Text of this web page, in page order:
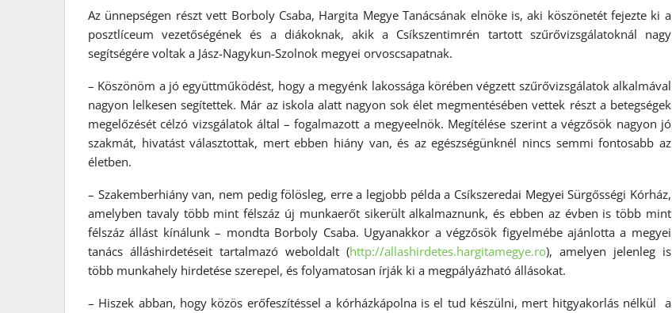
Az ünnepségen részt vett Borboly Csaba, Hargita Megye Tanácsának elnöke is, aki köszönetét fejezte ki a
posztlíceum vezetőségének és a diákoknak, akik a Csíkszentimrén tartott szűrővizsgálatoknál nagy
segítségére voltak a Jász-Nagykun-Szolnok megyei orvoscsapatnak.
– Köszönöm a jó együttműködést, hogy a megyénk lakossága körében végzett szűrővizsgálatok alkalmával
nagyon lelkesen segítettek. Már az iskola alatt nagyon sok élet megmentésében vettek részt a betegségek
megelőzését célzó vizsgálatok által – fogalmazott a megyeelnök. Megítélése szerint a végzősök nagyon jó
szakmát, hivatást választottak, mert ebben hiány van, és az egészségünknél nincs semmi fontosabb az
életben.
– Szakemberhiány van, nem pedig fölösleg, erre a legjobb példa a Csíkszeredai Megyei Sürgősségi Kórház,
amelyben tavaly több mint félszáz új munkaerőt sikerült alkalmaznunk, és ebben az évben is több mint
félszáz állást kínálunk – mondta Borboly Csaba. Ugyanakkor a végzősök figyelmébe ajánlotta a megyei
tanács álláshirdetéseit tartalmazó weboldalt (http://allashirdetes.hargitamegye.ro), amelyen jelenleg is
több munkahely hirdetése szerepel, és folyamatosan írják ki a megpályázható állásokat.
– Hiszek abban, hogy közös erőfeszítéssel a kórházkápolna is el tud készülni, mert hitgyakorlás nélkül a